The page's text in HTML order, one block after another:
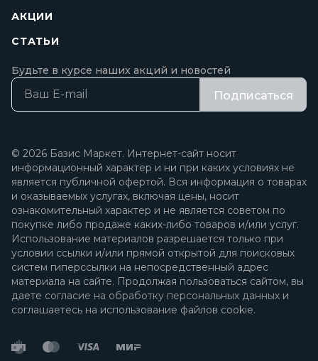
АКЦИИ
СТАТЬИ
Будьте в курсе наших акций и новостей
Подписаться
© 2026 Базис Маркет. Интернет-сайт носит
информационный характер и ни при каких условиях не
является публичной офертой. Вся информация о товарах
и оказываемых услугах, включая цены, носит
ознакомительный характер и не является советом по
покупке либо продаже каких-либо товаров и/или услуг.
Использование материалов разрешается только при
условии ссылки и/или прямой открытой для поисковых
систем гиперссылки на непосредственный адрес
материала на сайте. Продолжая пользоваться сайтом, вы
даете согласие на обработку персональных данных и
соглашаетесь на использование файлов cookie.